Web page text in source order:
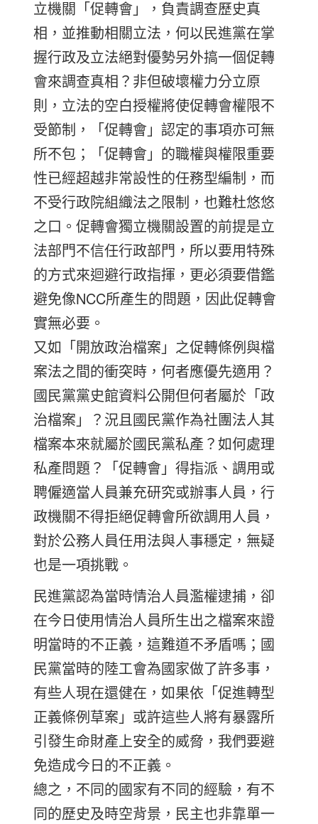
立機關「促轉會」，負責調查歷史真
相，並推動相關立法，何以民進黨在掌
握行政及立法絕對優勢另外搞一個促轉
會來調查真相？非但破壞權力分立原
則，立法的空白授權將使促轉會權限不
受節制，「促轉會」認定的事項亦可無
所不包；「促轉會」的職權與權限重要
性已經超越非常設性的任務型編制，而
不受行政院組織法之限制，也難杜悠悠
之口。促轉會獨立機關設置的前提是立
法部門不信任行政部門，所以要用特殊
的方式來迴避行政指揮，更必須要借鑑
避免像NCC所產生的問題，因此促轉會
實無必要。
又如「開放政治檔案」之促轉條例與檔
案法之間的衝突時，何者應優先適用？
國民黨黨史館資料公開但何者屬於「政
治檔案」？況且國民黨作為社團法人其
檔案本來就屬於國民黨私產？如何處理
私產問題？「促轉會」得指派、調用或
聘僱適當人員兼充研究或辦事人員，行
政機關不得拒絕促轉會所欲調用人員，
對於公務人員任用法與人事穩定，無疑
也是一項挑戰。
民進黨認為當時情治人員濫權逮捕，卻
在今日使用情治人員所生出之檔案來證
明當時的不正義，這難道不矛盾嗎；國
民黨當時的陸工會為國家做了許多事，
有些人現在還健在，如果依「促進轉型
正義條例草案」或許這些人將有暴露所
引發生命財產上安全的威脅，我們要避
免造成今日的不正義。
總之，不同的國家有不同的經驗，有不
同的歷史及時空背景，民主也非靠單一